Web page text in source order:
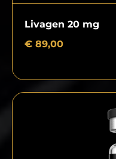
Livagen 20 mg
€ 89,00